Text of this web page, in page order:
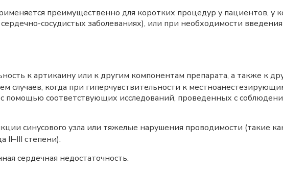
преимущественно для коротких процедур у пациентов,
сосудистых заболеваниях), или при необходимости
к артикаину или к другим компонентам препарата, а также к
случаев, когда при гиперчувствительности к
помощью соответствующих исследований, проведенных с
синусового узла или тяжелые нарушения проводимости (такие
II–III степени).
сердечная недостаточность.